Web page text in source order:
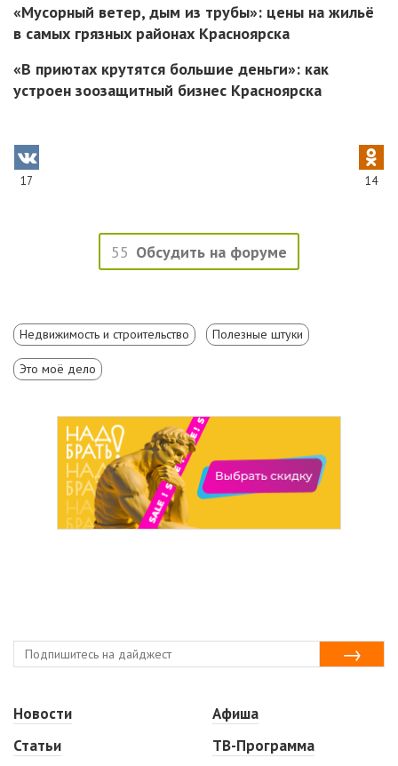
«Мусорный ветер, дым из трубы»: цены на жильё
в самых грязных районах Красноярска
«В приютах крутятся большие деньги»: как
устроен зоозащитный бизнес Красноярска
17 14
55 Обсудить на форуме
Недвижимость и строительство Полезные штуки
Это моё дело
Новости
Статьи
Афиша
ТВ-Программа